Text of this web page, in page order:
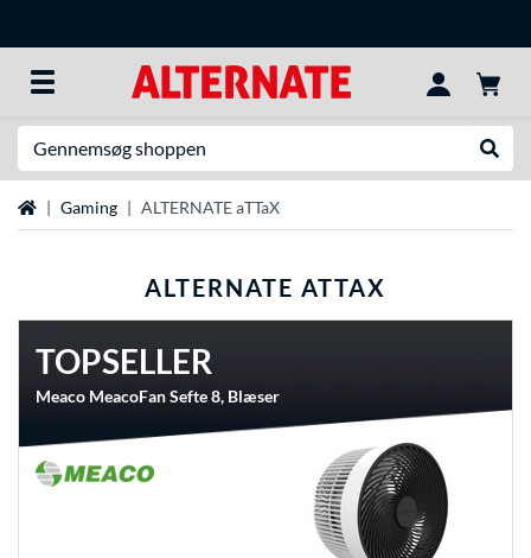
StartsideGaming ALTERNATE aTTaX
ALTERNATE ATTAX
TOPSELLER
Meaco MeacoFan Sefte 8, Blæser